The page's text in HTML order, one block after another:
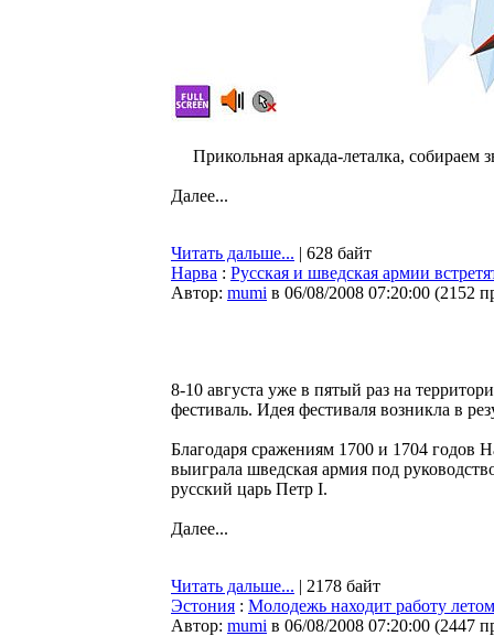
Прикольная аркада-леталка, собираем
Далее...
Читать дальше... | 628 байт
Нарва : Русская и шведская армии
Автор: mumi в 06/08/2008 07:20:00 (2152
8-10 августа уже в пятый раз на
фестиваль. Идея фестиваля возникла в
Благодаря сражениям 1700 и 1704 годов
выиграла шведская армия под
русский царь Петр I.
Далее...
Читать дальше... | 2178 байт
Эстония : Молодежь находит работу
Автор: mumi в 06/08/2008 07:20:00 (2447